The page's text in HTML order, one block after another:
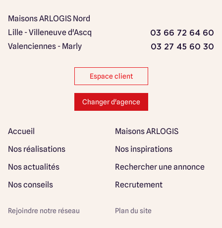
Maisons ARLOGIS Nord
Lille - Villeneuve d'Ascq
03 66 72 64 60
Valenciennes - Marly 03 27 45 60 30
Espace client
Changer d'agence
Accueil
Maisons ARLOGIS
Nos réalisations
Nos inspirations
Nos actualités
Rechercher une annonce
Nos conseils
Recrutement
Rejoindre notre réseau Plan du site